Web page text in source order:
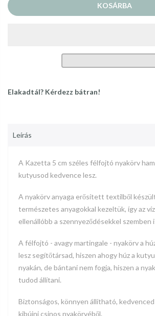
KOSÁRBA
Elakadtál? Kérdezz bátran!
Leírás
A Kazetta 5 cm széles félfojtó nyakörv
kutyusod kedvence lesz.
A nyakörv anyaga erősített textilből
természetes anyagokkal kezeltük, így az
ellenállóbb a szennyeződésekkel szemben
A félfojtó - avagy martingale - nyakörv a
lesz segítőtársad, hiszen ahogy húz a
nyakán, de bántani nem fogja, hiszen a
tudod állítani.
Biztonságos, könnyen állítható,
kibújni csinos nyakörvéből.